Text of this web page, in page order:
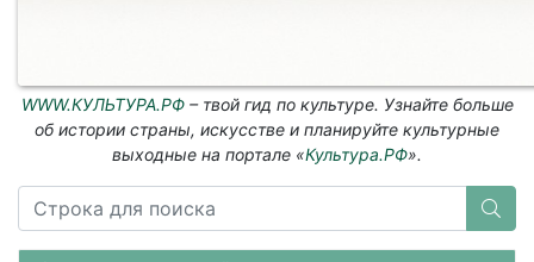
WWW.КУЛЬТУРА.РФ– твой гид по культуре. Узнайте больше
об истории страны, искусстве и планируйте культурные
выходные на портале «Культура.РФ».